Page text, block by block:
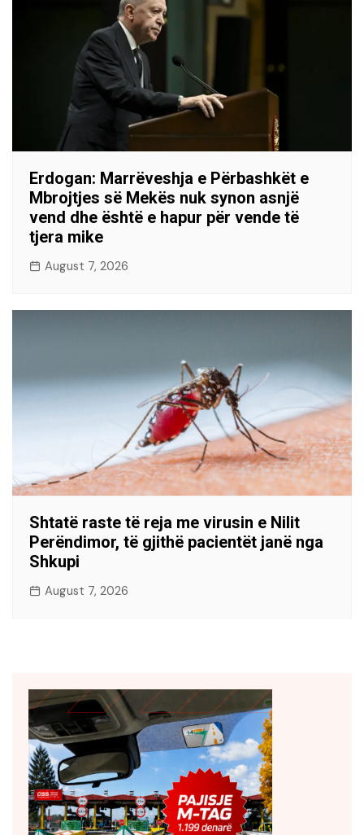
Erdogan: Marrëveshja e Përbashkët e
Mbrojtjes së Mekës nuk synon asnjë
vend dhe është e hapur për vende të
tjera mike
August 7, 2026
Shtatë raste të reja me virusin e Nilit
Perëndimor, të gjithë pacientët janë nga
Shkupi
August 7, 2026